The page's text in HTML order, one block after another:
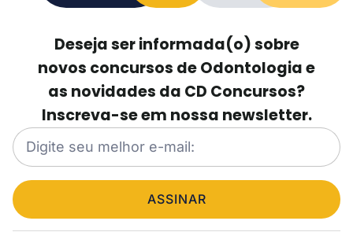
Deseja ser informada(o) sobre
novos concursos de Odontologia e
as novidades da CD Concursos?
Inscreva-se em nossa newsletter.
ASSINAR